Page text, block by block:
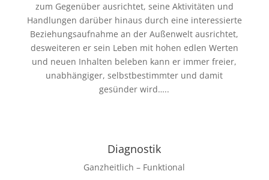
zum Gegenüber ausrichtet, seine Aktivitäten und
Handlungen darüber hinaus durch eine interessierte
Beziehungsaufnahme an der Außenwelt ausrichtet,
desweiteren er sein Leben mit hohen edlen Werten
und neuen Inhalten beleben kann er immer freier,
unabhängiger, selbstbestimmter und damit
gesünder wird…..
Diagnostik
Ganzheitlich – Funktional